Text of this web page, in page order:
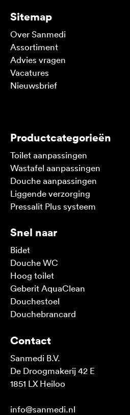
Sitemap
Over Sanmedi
Assortiment
Advies vragen
Vacatures
Nieuwsbrief
Productcategorieën
Toilet aanpassingen
Wastafel aanpassingen
Douche aanpassingen
Liggende verzorging
Pressalit Plus systeem
Snel naar
Bidet
Douche WC
Hoog toilet
Geberit AquaClean
Douchestoel
Douchebrancard
Contact
Sanmedi B.V.
De Droogmakerij 42 E
1851 LX Heiloo
info@sanmedi.nl